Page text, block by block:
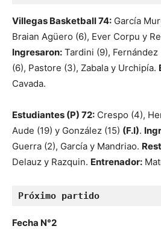
Villegas Basketball 74: García
Braian Agüero (6), Ever Corpu y
Ingresaron: Tardini (9),
(6), Pastore (3), Zabala y Urchipía.
Cavada.
Estudiantes (P) 72: Crespo (4),
Aude (19) y González (15) (F.I).
Guerra (2), García y Mandriao.
Delauz y Razquin. Entrenador:
Próximo partido
Fecha N°2